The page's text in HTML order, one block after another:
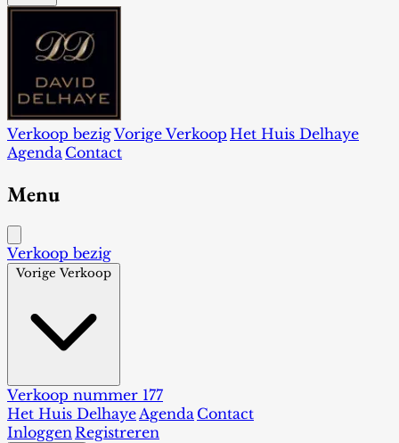
Verkoop bezigVorige Verkoop Het Huis Delhaye
Agenda Contact
Menu
Verkoop bezig
Vorige Verkoop
Verkoop nummer 177
Het Huis DelhayeAgenda Contact
InloggenRegistreren